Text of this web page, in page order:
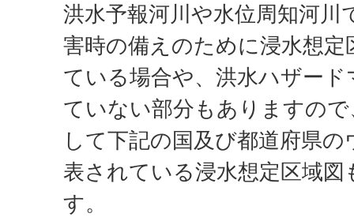
洪水予報河川や水位周知河川
害時の備えのために浸水想定
ている場合や、洪水ハザー
ていない部分もありますの
して下記の国及び都道府県
表されている浸水想定区域図
す。